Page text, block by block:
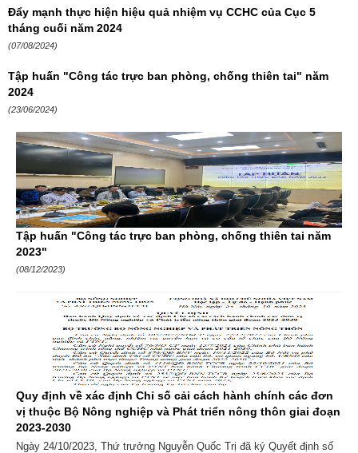
Đẩy mạnh thực hiện hiệu quả nhiệm vụ CCHC của Cục 5
tháng cuối năm 2024
(07/08/2024)
Tập huấn "Công tác trực ban phòng, chống thiên tai" năm
2024
(23/06/2024)
Tập huấn "Công tác trực ban phòng, chống thiên tai năm
2023"
(08/12/2023)
Quy định về xác định Chỉ số cải cách hành chính các đơn
vị thuộc Bộ Nông nghiệp và Phát triển nông thôn giai đoạn
2023-2030
Ngày 24/10/2023, Thứ trưởng Nguyễn Quốc Trị đã ký Quyết định số